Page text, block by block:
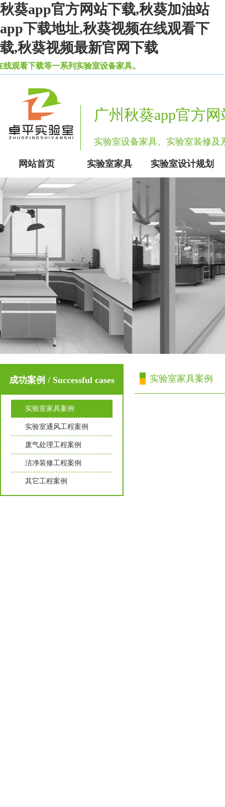
秋葵app官方网站下载,秋葵加油站
app下载地址,秋葵视频在线观看下
载,秋葵视频最新官网下载
下载等一系列实验室设备家具。
广州秋葵app官方
实验室设备家具、实验室装修
网站首页 实验室家具 实验室设计规划
成功案例 / Successful cases
实验室家具案例
实验室通风工程案例
废气处理工程案例
洁净装修工程案例
其它工程案例
实验室家具案例